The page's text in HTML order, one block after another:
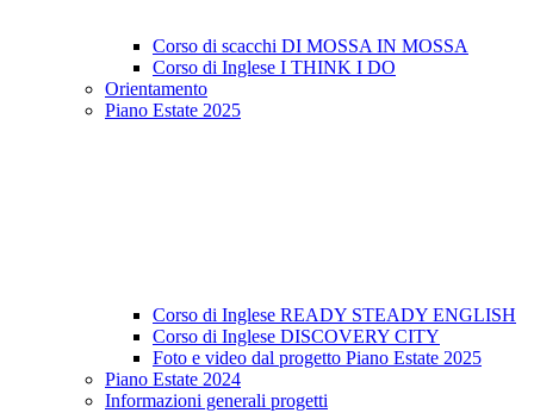
Corso di scacchi DI MOSSA IN MOSSA
Corso di Inglese I THINK I DO
Orientamento
Piano Estate 2025
Corso di Inglese READY STEADY ENGLISH
Corso di Inglese DISCOVERY CITY
Foto e video dal progetto Piano Estate 2025
Piano Estate 2024
Informazioni generali progetti